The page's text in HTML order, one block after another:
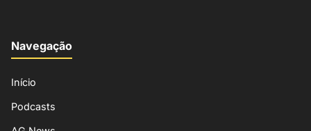
Navegação
Início
Podcasts